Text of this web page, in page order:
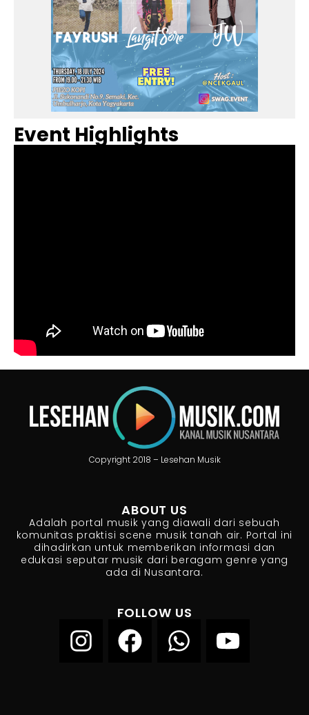
Event Highlights
Copyright 2018 – Lesehan Musik
ABOUT US
Adalah portal musik yang diawali dari sebuah
komunitas praktisi scene musik tanah air. Portal ini
dihadirkan untuk memberikan informasi dan
edukasi seputar musik dari beragam genre yang
ada di Nusantara.
FOLLOW US